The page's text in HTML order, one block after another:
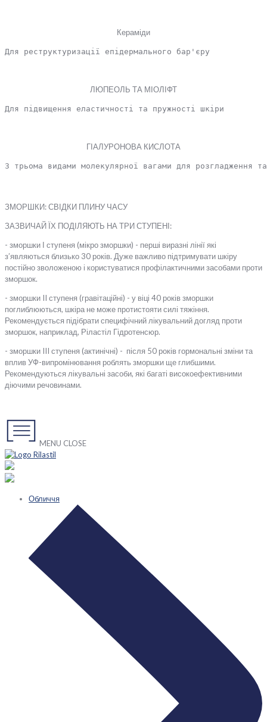
Кераміди
Для реструктуризації епідермального бар'єру
ЛЮПЕОЛЬ ТА МІОЛІФТ
Для підвищення еластичності та пружності шкіри
ГІАЛУРОНОВА КИСЛОТА
З трьома видами молекулярної вагами для розгладження
ЗМОРШКИ: СВІДКИ ПЛИНУ ЧАСУ
ЗАЗВИЧАЙ ЇХ ПОДІЛЯЮТЬ НА ТРИ СТУПЕНІ:
- зморшки І ступеня (мікро зморшки) - перші виразні лінії які
з’являються близько 30 років. Дуже важливо підтримувати шкіру
постійно зволоженою і користуватися профілактичними засобами проти
зморшок.
- зморшки II ступеня (гравітаційні) - у віці 40 років зморшки
поглиблюються, шкіра не може протистояти силі тяжіння.
Рекомендується підібрати специфічний лікувальний догляд проти
зморшок, наприклад, Ріластіл Гідротенсюр.
- зморшки III ступеня (актинічні) - після 50 років гормональні зміни та
вплив УФ-випромінювання роблять зморшки ще глибшими.
Рекомендуються лікувальні засоби, які багаті високоефективними
діючими речовинами.
MENU CLOSE
Обличчя